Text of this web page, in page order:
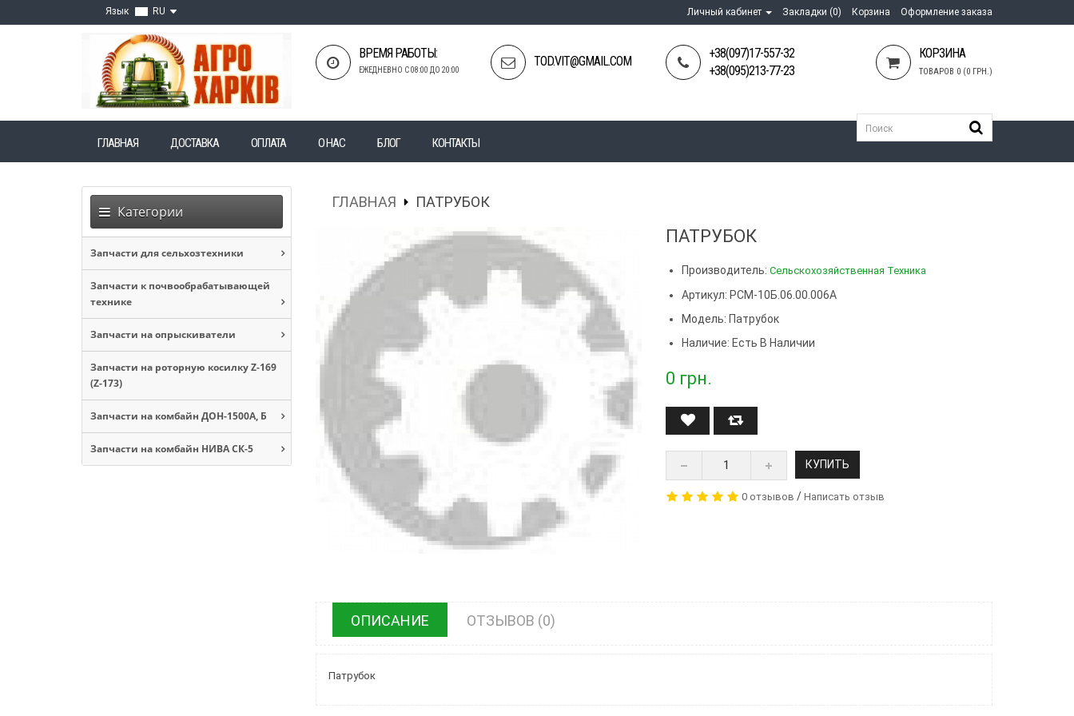
Язык RU Личный кабинет Закладки (0) Корзина Оформление заказа
ВРЕМЯ РАБОТЫ:
ЕЖЕДНЕВНО С 08:00 ДО 20:00
TOD.VIT@GMAIL.COM
+38(097)17-557-32
+38(095)213-77-23
КОРЗИНА
ТОВАРОВ 0 (0 ГРН.)
ГЛАВНАЯ ДОСТАВКА ОПЛАТА О НАС БЛОГ КОНТАКТЫ
Категории
Запчасти для сельхозтехники
Запчасти к почвообрабатывающей
технике
Запчасти на опрыскиватели
Запчасти на роторную косилку Z-169
(Z-173)
Запчасти на комбайн ДОН-1500А, Б
Запчасти на комбайн НИВА СК-5
ГЛАВНАЯ ПАТРУБОК
ПАТРУБОК
Производитель:Сельскохозяйственная Техника
Артикул: РСМ-10Б.06.00.006А
Модель: Патрубок
Наличие: Есть В Наличии
0 грн.
КУПИТЬ
0 отзывов /Написать отзыв
ОПИСАНИЕ ОТЗЫВОВ (0)
Патрубок